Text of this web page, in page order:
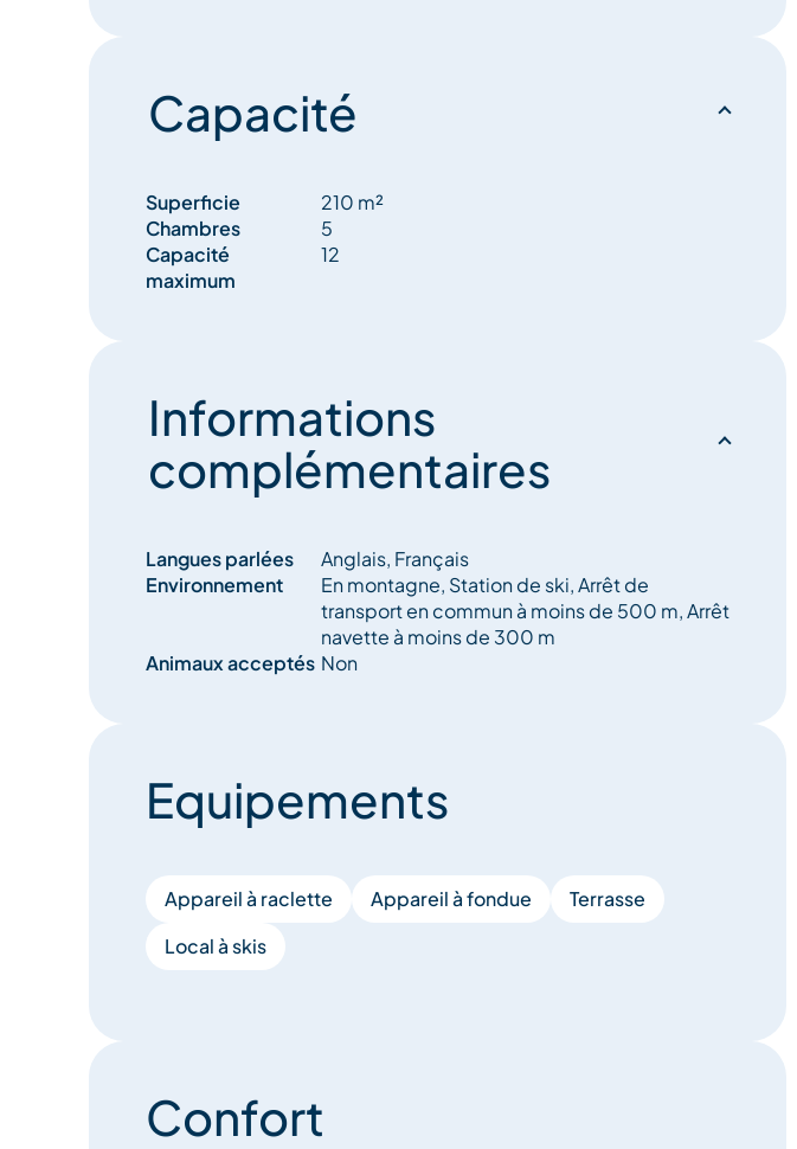
Capacité
Superficie
210 m²
Chambres
5
Capacité
maximum
12
Informations
complémentaires
Langues parlées
Anglais, Français
Environnement
En montagne, Station de ski, Arrêt de
transport en commun à moins de 500 m, Arrêt
navette à moins de 300 m
Animaux acceptés Non
Equipements
Appareil à raclette Appareil à fondue
Terrasse
Local à skis
Confort